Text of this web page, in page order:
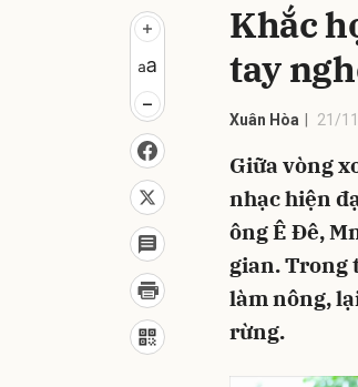
Khắc
tay
Xuân Hòa 21/
Giữa vòng
nhạc hiện
ông Ê Đê,
gian. Trong
làm nông,
rừng.